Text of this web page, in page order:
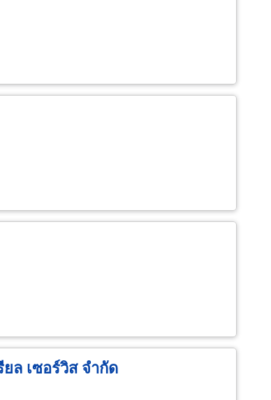
ล เซอร์วิส จำกัด